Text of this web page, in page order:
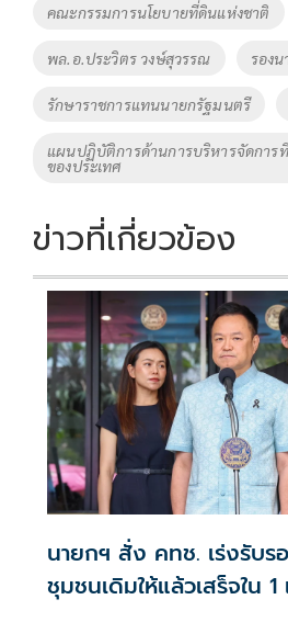
k k
คณะกรรมการนโยบายที่ดินแห่งชาติ
พล.อ.ประวิตร วงษ์สุวรรณ รอง
รักษาราชการแทนนายกรัฐมนตรี
แผนปฏิบัติการด้านการบริหารจัดการ
ของประเทศ
ข่าวที่เกี่ยวข้อง
นายกฯ สั่ง คทช. เร่งรับร
ชุมชนเดิมให้แล้วเสร็จใน 1